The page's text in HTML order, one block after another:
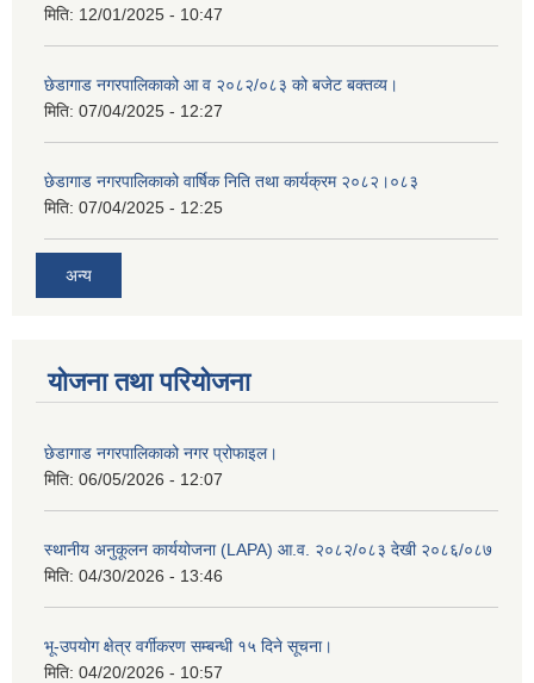
मिति: 12/01/2025 - 10:47
छेडागाड नगरपालिकाको आ व २०८२/०८३ को बजेट बक्तव्य।
मिति: 07/04/2025 - 12:27
छेडागाड नगरपालिकाको वार्षिक निति तथा कार्यक्रम २०८२।०८३
मिति: 07/04/2025 - 12:25
अन्य
योजना तथा परियोजना
छेडागाड नगरपालिकाको नगर प्रोफाइल।
मिति: 06/05/2026 - 12:07
स्थानीय अनुकूलन कार्ययोजना (LAPA) आ.व. २०८२/०८३ देखी २०८६/०८७
मिति: 04/30/2026 - 13:46
भू-उपयोग क्षेत्र वर्गीकरण सम्बन्धी १५ दिने सूचना।
मिति: 04/20/2026 - 10:57